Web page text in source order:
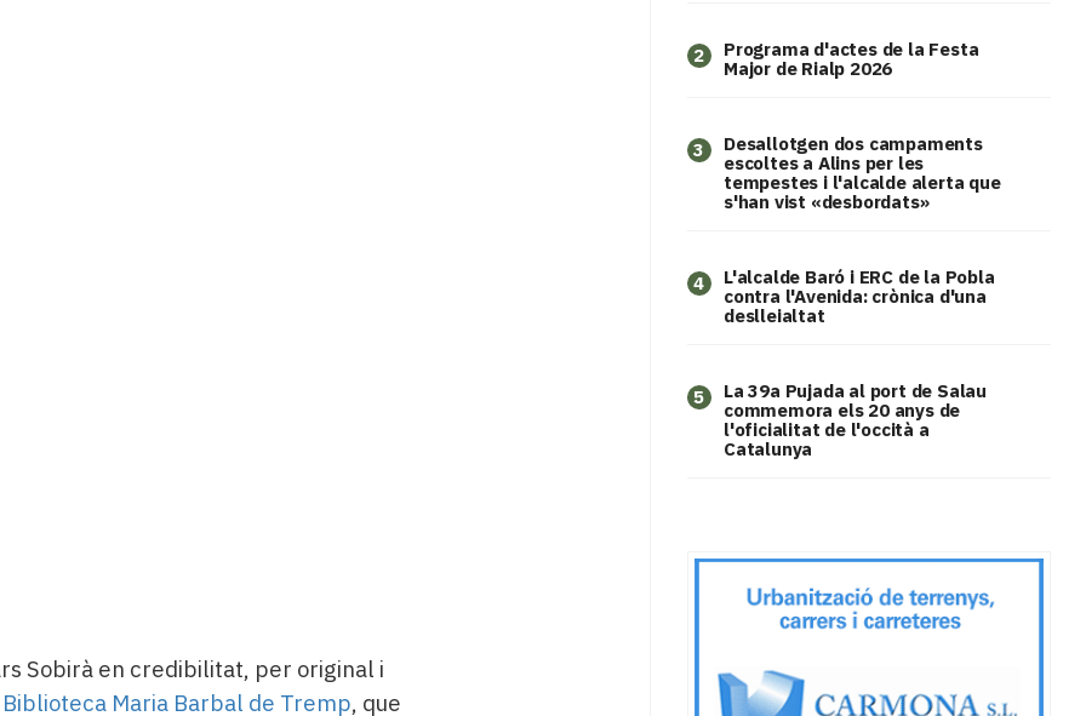
Sobirà en credibilitat, per original i
Biblioteca Maria Barbal de Tremp, que
2
Programa d'actes de la Festa
Major de Rialp 2026
3
​Desallotgen dos campaments
escoltes a Alins per les
tempestes i l'alcalde alerta que
s'han vist «desbordats»
4
L'alcalde Baró i ERC de la Pobla
contra l'Avenida: crònica d'una
deslleialtat
5
​La 39a Pujada al port de Salau
commemora els 20 anys de
l'oficialitat de l'occità a
Catalunya